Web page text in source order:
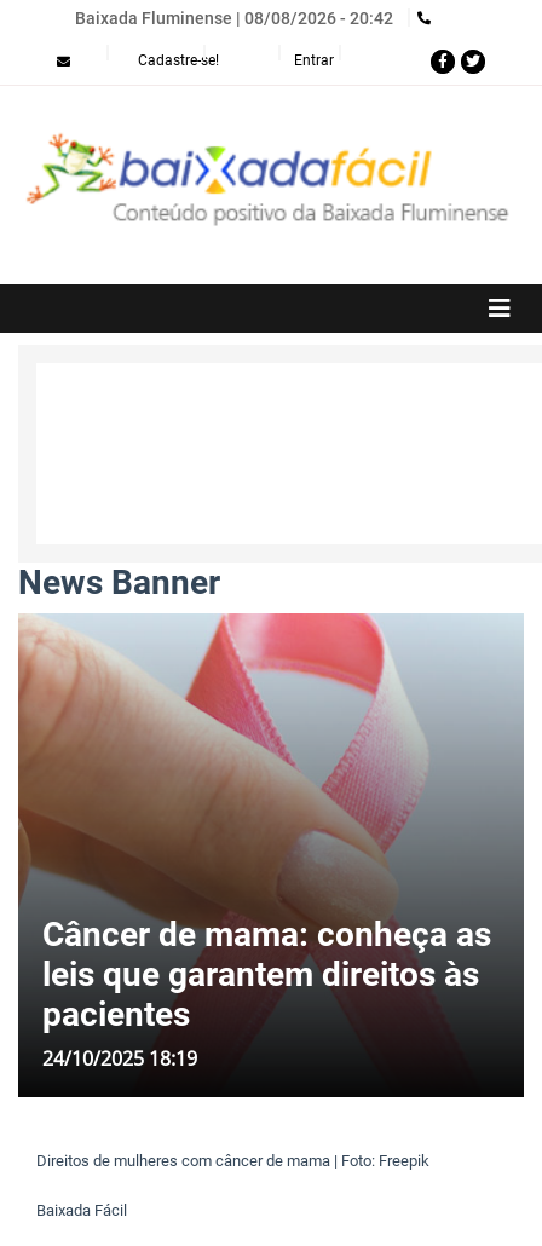
Baixada Fluminense | 08/08/2026 - 20:42
Menu
de
usuário
Cadastre-se! Entrar
News Banner
Câncer de mama: conheça as
leis que garantem direitos às
pacientes
24/10/2025 18:19
Direitos de mulheres com câncer de mama | Foto: Freepik
Baixada Fácil